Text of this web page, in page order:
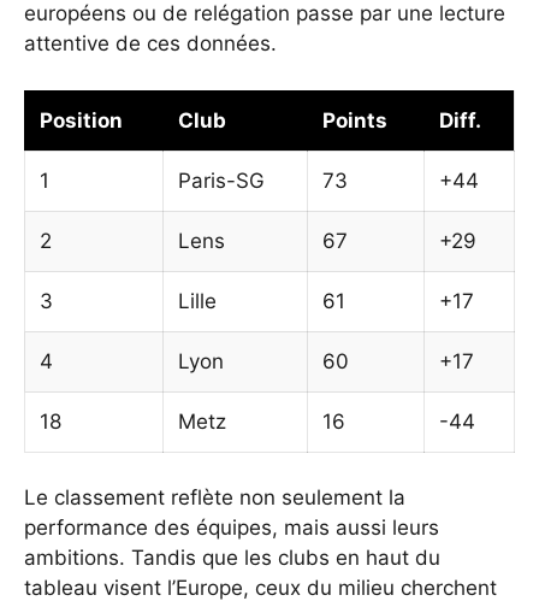
européens ou de relégation passe par une lecture
attentive de ces données.
Position Club Points Diff.
1 Paris-SG 73 +44
2 Lens 67 +29
3 Lille 61 +17
4 Lyon 60 +17
18 Metz 16 -44
Le classement reflète non seulement la
performance des équipes, mais aussi leurs
ambitions. Tandis que les clubs en haut du
tableau visent l’Europe, ceux du milieu cherchent